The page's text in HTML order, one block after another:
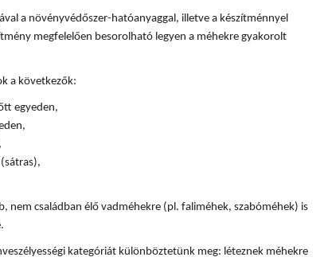
a növényvédőszer-hatóanyaggal, illetve a készítménnyel
megfelelően besorolható legyen a méhekre gyakorolt
a következők:
egyeden,
nem családban élő vadméhekre (pl. faliméhek, szabóméhek) is
kategóriát különböztetünk meg: léteznek méhekre